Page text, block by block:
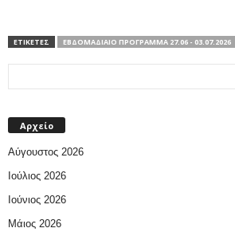
ΕΤΙΚΕΤΕΣ ΕΒΔΟΜΑΔΙΑΊΟ ΠΡΌΓΡΑΜΜΑ 27.06 - 03.07.2026
Αρχείο
Αύγουστος 2026
Ιούλιος 2026
Ιούνιος 2026
Μάιος 2026